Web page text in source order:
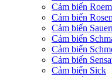
Cảm biến
Cảm biến
Cảm biến
Cảm biến
Cảm biến
Cảm biến
Cảm biến Sick